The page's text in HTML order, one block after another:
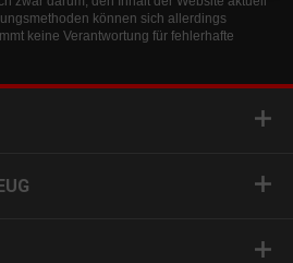
können sich allerdings
keine Verantwortung für fehlerhafte